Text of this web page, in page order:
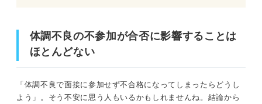
体調不良の不参加が合否に影響することは
ほとんどない
「体調不良で面接に参加せず不合格になってしまったらどうし
よう」。そう不安に思う人もいるかもしれませんね。結論から